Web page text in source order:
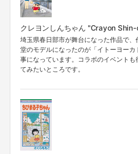
クレヨンしんちゃん "Crayon
埼玉県春日部市が舞台になった作品で、
堂のモデルになったのが「イトーヨーカ
事になっています。コラボのイベントも
てみたいところです。